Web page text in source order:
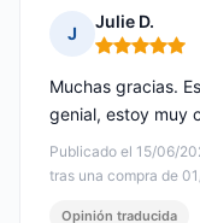
J
Julie D.
Nota: 5 de 5
Publicado el 15/06/
tras una compra de
Muchas gracias.
genial, estoy muy
Opinión traducida